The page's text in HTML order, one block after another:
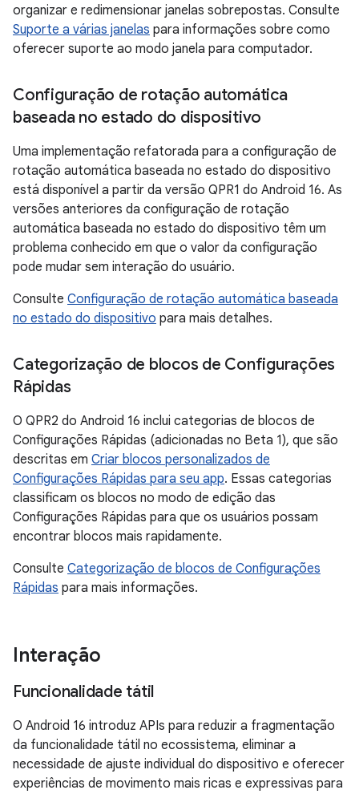
organizar e redimensionar janelas sobrepostas. Consulte
Suporte a várias janelas para informações sobre como
oferecer suporte ao modo janela para computador.
Configuração de rotação automática
baseada no estado do dispositivo
Uma implementação refatorada para a configuração de
rotação automática baseada no estado do dispositivo
está disponível a partir da versão QPR1 do Android 16. As
versões anteriores da configuração de rotação
automática baseada no estado do dispositivo têm um
problema conhecido em que o valor da configuração
pode mudar sem interação do usuário.
Consulte Configuração de rotação automática baseada
no estado do dispositivo para mais detalhes.
Categorização de blocos de Configurações
Rápidas
O QPR2 do Android 16 inclui categorias de blocos de
Configurações Rápidas (adicionadas no Beta 1), que são
descritas em Criar blocos personalizados de
Configurações Rápidas para seu app. Essas categorias
classificam os blocos no modo de edição das
Configurações Rápidas para que os usuários possam
encontrar blocos mais rapidamente.
Consulte Categorização de blocos de Configurações
Rápidas para mais informações.
Interação
Funcionalidade tátil
O Android 16 introduz APIs para reduzir a fragmentação
da funcionalidade tátil no ecossistema, eliminar a
necessidade de ajuste individual do dispositivo e oferecer
experiências de movimento mais ricas e expressivas para